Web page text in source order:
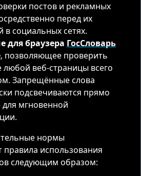
постов и рекламных
перед их
в социальных сетях.
для браузера ГосСловарь
, позволяющее проверить
веб-страницы всего
Запрещённые слова
подсвечиваются прямо
для мгновенной
нормы
правила использования
следующим образом: